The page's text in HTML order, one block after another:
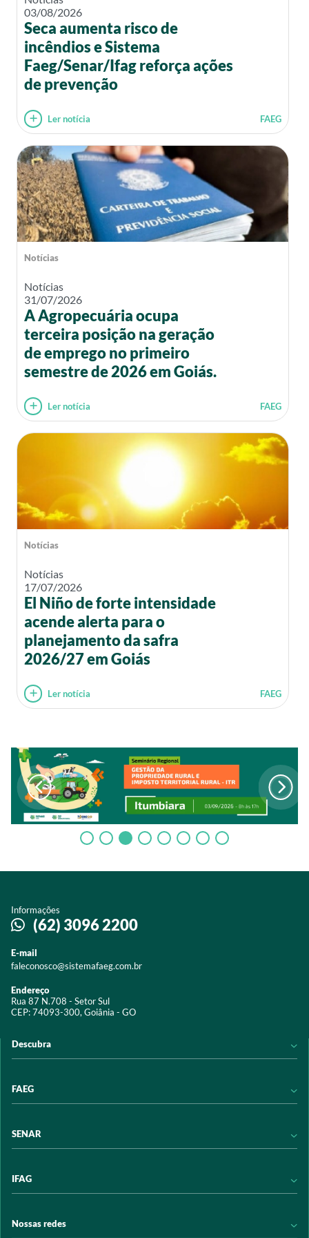
03/08/2026
Seca aumenta risco de
incêndios e Sistema
Faeg/Senar/Ifag reforça ações
de prevenção
Ler notícia FAEG
Notícias
Notícias
31/07/2026
A Agropecuária ocupa
terceira posição na geração
de emprego no primeiro
semestre de 2026 em Goiás.
Ler notícia FAEG
Notícias
Notícias
17/07/2026
El Niño de forte intensidade
acende alerta para o
planejamento da safra
2026/27 em Goiás
Ler notícia FAEG
Informações
(62) 3096 2200
E-mail
faleconosco@sistemafaeg.com.br
Endereço
Rua 87 N.708 - Setor Sul
CEP: 74093-300, Goiânia - GO
Descubra
Acervo digital
Programas e Serviços
Trabalhe conosco
FAEG
Transparência
SENAR
Transparência
Arrecadação
IFAG
Programas e Serviços
Nossas redes